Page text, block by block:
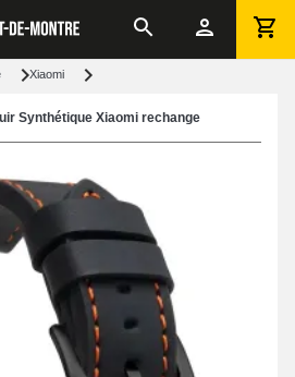
Xiaomi
Synthétique Xiaomi rechange